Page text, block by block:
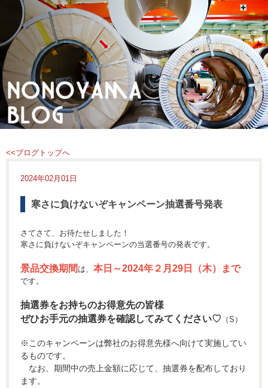
<<ブログトップへ
2024年02月01日
寒さに負けないぞキャンペーン抽選番号発表
さてさて、お待たせしました！
寒さに負けないぞキャンペーンの当選番号の発表です。
景品交換期間 は、 本日～2024年２月29日（木）まで
です。
抽選券をお持ちのお得意先の皆様
ぜひお手元の抽選券を確認してみてください♡ （S）
※このキャンペーンは弊社のお得意先様へ向けて実施してい
るものです。
なお、​​期間中の売上金額に応じて、抽選券を配布しており
ます。